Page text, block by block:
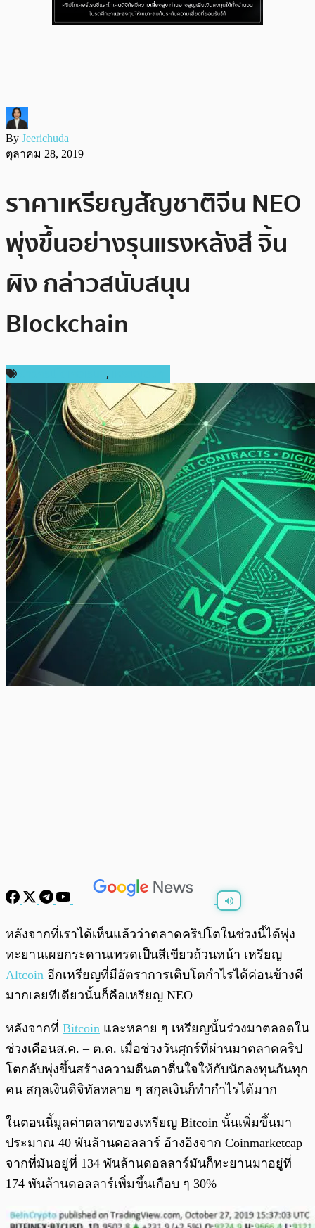
By Jeerichuda
ตุลาคม 28, 2019
ราคาเหรียญสัญชาติจีน NEO
พุ่งขึ้นอย่างรุนแรงหลังสี จิ้น
ผิง กล่าวสนับสนุน
Blockchain
,
พร้อมเล่น 0:00 /0:00
หลังจากที่เราได้เห็นแล้วว่าตลาดคริปโตในช่วงนี้ได้พุ่ง
ทะยานเผยกระดานเทรดเป็นสีเขียวถ้วนหน้า เหรียญ
Altcoin อีกเหรียญที่มีอัตราการเติบโตกำไรได้ค่อนข้างดี
มากเลยทีเดียวนั้นก็คือเหรียญ NEO
หลังจากที่ Bitcoin และหลาย ๆ เหรียญนั้นร่วงมาตลอดใน
ช่วงเดือนส.ค. – ต.ค. เมื่อช่วงวันศุกร์ที่ผ่านมาตลาดคริป
โตกลับพุ่งขึ้นสร้างความตื่นตาตื่นใจให้กับนักลงทุนกันทุก
คน สกุลเงินดิจิทัลหลาย ๆ สกุลเงินก็ทำกำไรได้มาก
ในตอนนี้มูลค่าตลาดของเหรียญ Bitcoin นั้นเพิ่มขึ้นมา
ประมาณ 40 พันล้านดอลลาร์ อ้างอิงจาก Coinmarketcap
จากที่มันอยู่ที่ 134 พันล้านดอลลาร์มันก็ทะยานมาอยู่ที่
174 พันล้านดอลลาร์เพิ่มขึ้นเกือบ ๆ 30%